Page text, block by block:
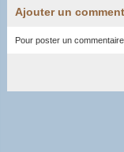
Ajouter un
Pour poster un